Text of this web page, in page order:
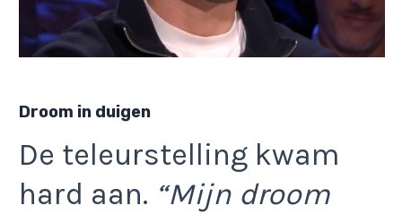
Droom in duigen
De teleurstelling kwam
hard aan. “Mijn droom